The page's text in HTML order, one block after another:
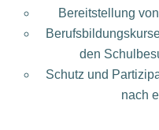
Bereitstellung
den
Schutz und
nach